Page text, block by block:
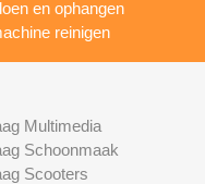
en ophangen
reinigen
Multimedia
Schoonmaak
Scooters